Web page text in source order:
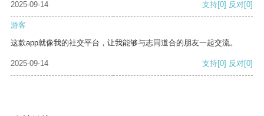
2025-09-14
支持[0] 反对[0]
游客
这款app就像我的社交平台，让我能够与志同道合的朋友一起交流。
2025-09-14 支持[0] 反对[0]